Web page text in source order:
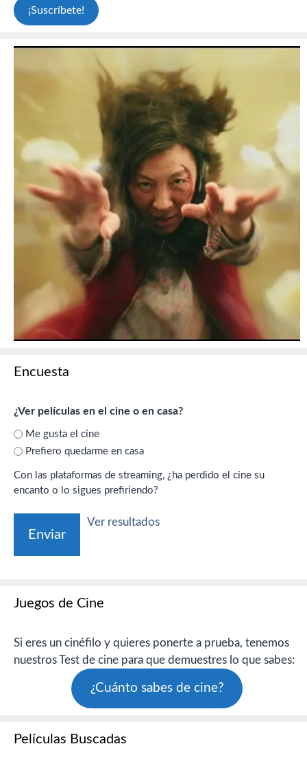
Encuesta
¿Ver películas en el cine o en casa?
Me gusta el cine
Prefiero quedarme en casa
Con las plataformas de streaming, ¿ha perdido el cine su
encanto o lo sigues prefiriendo?
Ver resultados
Juegos de Cine
Si eres un cinéfilo y quieres ponerte a prueba, tenemos
nuestros Test de cine para que demuestres lo que sabes:
¿Cuánto sabes de cine?
Películas Buscadas